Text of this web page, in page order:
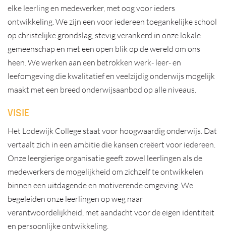
elke leerling en medewerker, met oog voor ieders
ontwikkeling. We zijn een voor iedereen toegankelijke school
op christelijke grondslag, stevig verankerd in onze lokale
gemeenschap en met een open blik op de wereld om ons
heen. We werken aan een betrokken werk- leer- en
leefomgeving die kwalitatief en veelzijdig onderwijs mogelijk
maakt met een breed onderwijsaanbod op alle niveaus.
VISIE
Het Lodewijk College staat voor hoogwaardig onderwijs. Dat
vertaalt zich in een ambitie die kansen creëert voor iedereen.
Onze leergierige organisatie geeft zowel leerlingen als de
medewerkers de mogelijkheid om zichzelf te ontwikkelen
binnen een uitdagende en motiverende omgeving. We
begeleiden onze leerlingen op weg naar
verantwoordelijkheid, met aandacht voor de eigen identiteit
en persoonlijke ontwikkeling.